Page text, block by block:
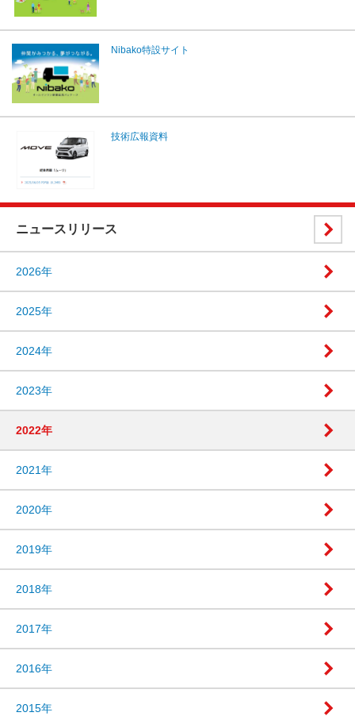
Nibako特設サイト
技術広報資料
ニュースリリース
2026年
2025年
2024年
2023年
2022年
2021年
2020年
2019年
2018年
2017年
2016年
2015年